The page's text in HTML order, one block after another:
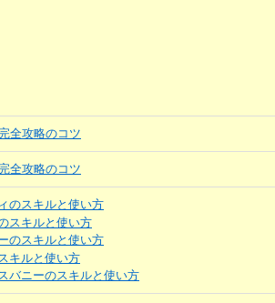
全攻略のコツ
全攻略のコツ
のスキルと使い方
スキルと使い方
のスキルと使い方
キルと使い方
バニーのスキルと使い方